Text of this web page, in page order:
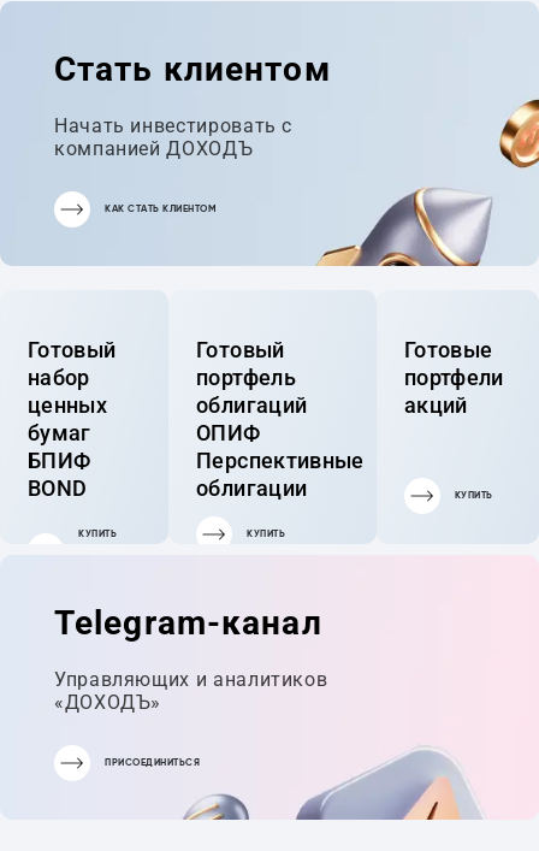
Стать клиентом
Начать инвестировать с
компанией ДОХОДЪ
КАК СТАТЬ КЛИЕНТОМ
Готовый
набор
ценных
бумаг
БПИФ
BOND
КУПИТЬ
Готовый
портфель
облигаций
ОПИФ
Перспективные
облигации
КУПИТЬ
Готовые
портфели
акций
КУПИТЬ
Telegram-канал
Управляющих и аналитиков
«ДОХОДЪ»
ПРИСОЕДИНИТЬСЯ